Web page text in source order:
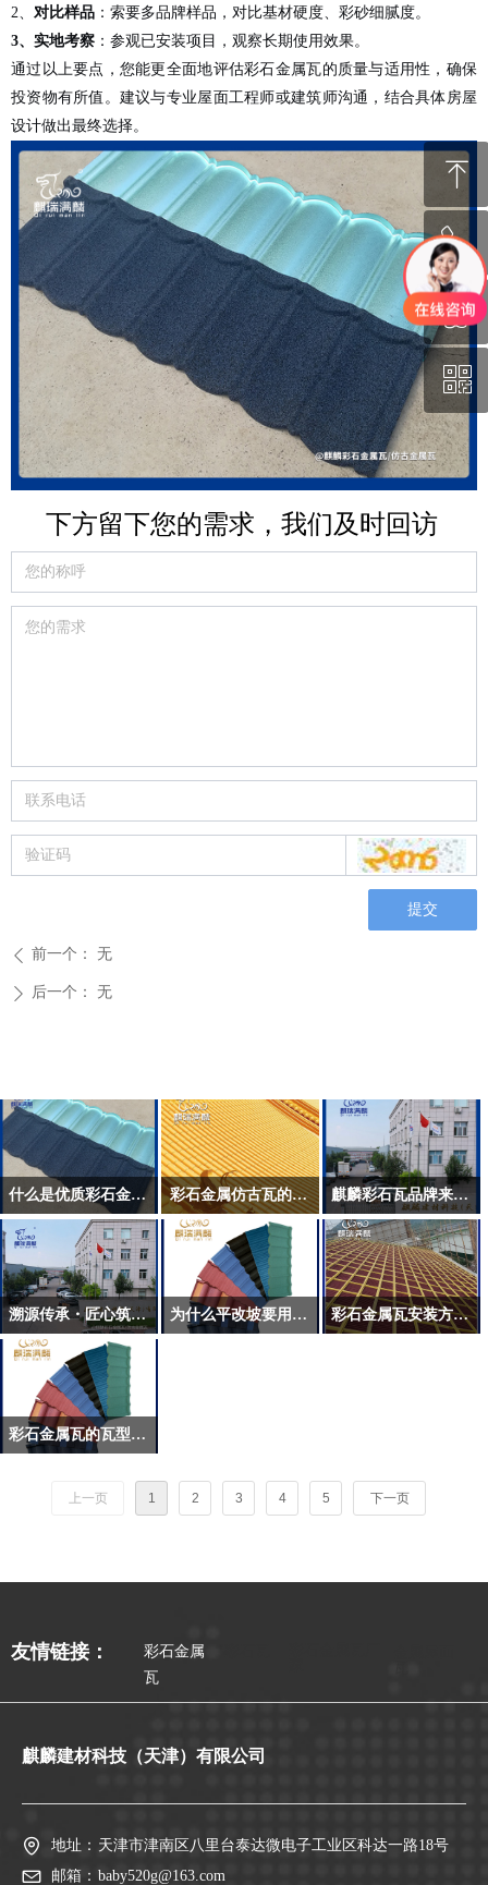
2、 对比样品 ：索要多品牌样品，对比基材硬度、彩砂细腻度。
3、 实地考察 ：参观已安装项目，观察长期使用效果。
通过以上要点，您能更全面地评估彩石金属瓦的质量与适用性，确保
投资物有所值。建议与专业屋面工程师或建筑师沟通，结合具体房屋
设计做出最终选择。
ꄴ 前一个： 无
ꄲ 后一个： 无
什么是优质彩石金属瓦 彩石金属仿古瓦的优势 麒麟彩石瓦品牌来历与简介
溯源传承・匠心筑顶 —— 麒麟彩石瓦的前世今生 为什么平改坡要用彩石金属瓦 彩石金属瓦安装方法！
彩石金属瓦的瓦型多吗？都有哪些？
上一页 1 2 3 4 5 下一页
提交
下方留下您的需求，我们及时回访
麒麟建材科技（天津）有限公司
地址： 天津市津南区八里台泰达微电子工业区科达一路18号
邮箱： baby520g@163.com
友情链接：
彩石金属
瓦
ꁸ
回到顶部
ꂅ
130-1131-0692
ꁗ
QQꀥ
微信二维码